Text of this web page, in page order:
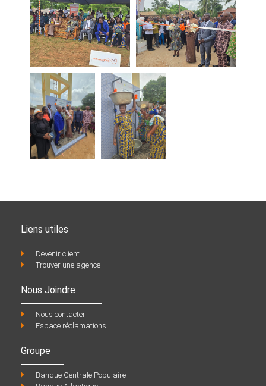
Liens utiles
Devenir client
Trouver une agence
Nous Joindre
Nous contacter
Espace réclamations
Groupe
Banque Centrale Populaire